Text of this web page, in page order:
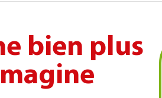
bien plus